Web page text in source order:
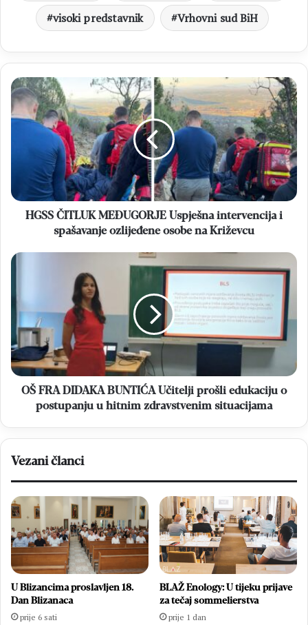
visoki predstavnik Vrhovni sud BiH
HGSS
ČITLUK
MEĐUGORJE
Uspješna
spašavanje
ozlijeđene
osobe
HGSS ČITLUK MEĐUGORJE Uspješna intervencija i
spašavanje ozlijeđene osobe na Križevcu
OŠ
BUNTIĆA
Učitelji
prošli
edukaciju
o
postupanju
OŠ FRA DIDAKA BUNTIĆA Učitelji prošli edukaciju o
postupanju u hitnim zdravstvenim situacijama
Vezani članci
U Blizancima proslavljen 18.
Dan Blizanaca
prije 6 sati
BLAŽ Enology: U tijeku prijave
za tečaj sommelierstva
prije 1 dan